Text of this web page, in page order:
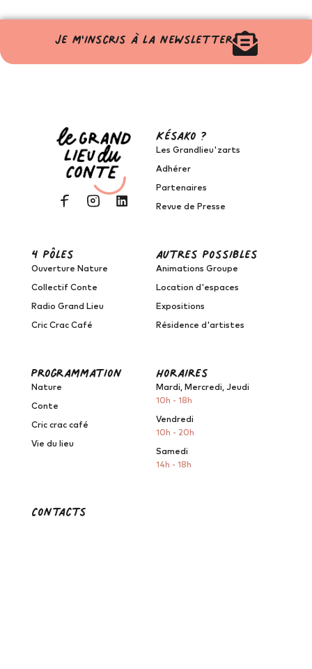
Je m'inscris à la newsletter
Késako ?
Les Grandlieu'zarts
Adhérer
Partenaires
Revue de Presse
4 pôles
Ouverture Nature
Collectif Conte
Radio Grand Lieu
Cric Crac Café
autres possibles
Animations Groupe
Location d'espaces
Expositions
Résidence d'artistes
programmation
Nature
Conte
Cric crac café
Vie du lieu
horaires
Mardi, Mercredi, Jeudi
10h - 18h
Vendredi
10h - 20h
Samedi
14h - 18h
Contacts